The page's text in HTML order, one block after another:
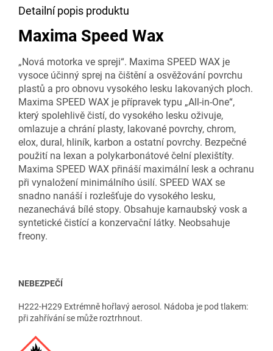
Detailní popis produktu
Maxima Speed Wax
„Nová motorka ve spreji“. Maxima SPEED WAX je
vysoce účinný sprej na čištění a osvěžování povrchu
plastů a pro obnovu vysokého lesku lakovaných ploch.
Maxima SPEED WAX je přípravek typu „All-in-One“,
který spolehlivě čistí, do vysokého lesku oživuje,
omlazuje a chrání plasty, lakované povrchy, chrom,
elox, dural, hliník, karbon a ostatní povrchy. Bezpečné
použití na lexan a polykarbonátové čelní plexištíty.
Maxima SPEED WAX přináší maximální lesk a ochranu
při vynaložení minimálního úsilí. SPEED WAX se
snadno nanáší i rozlešťuje do vysokého lesku,
nezanechává bílé stopy. Obsahuje karnaubský vosk a
syntetické čistící a konzervační látky. Neobsahuje
freony.
NEBEZPEČÍ
H222-H229 Extrémně hořlavý aerosol. Nádoba je pod tlakem:
při zahřívání se může roztrhnout.